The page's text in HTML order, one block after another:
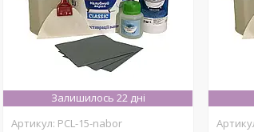
Залишилось 22 дні
PCL-15-nabor